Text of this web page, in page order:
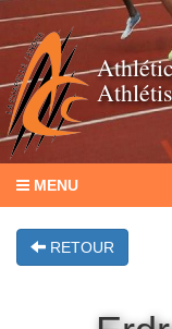
MENU
RETOUR